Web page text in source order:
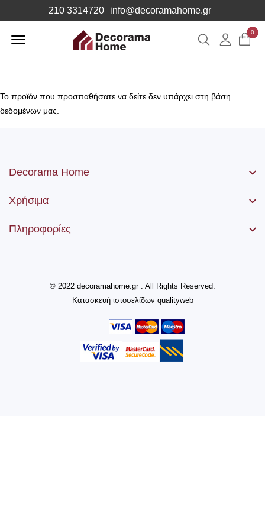
210 3314720 info@decoramahome.gr
Αναζήτηση
0
Το προϊόν που προσπαθήσατε να δείτε δεν υπάρχει στη βάση
δεδομένων μας.
Decorama Home
Χρήσιμα
Πληροφορίες
© 2022 decoramahome.gr . All Rights Reserved.
Κατασκευή ιστοσελίδων qualityweb